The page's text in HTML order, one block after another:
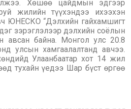
Хөшөө цайдмын эдгээр
жилийн түүхэндээ ихээхэн
ЮНЕСКО “Дэлхийн гайхамшигт
зэрэглэлээр дэлхийн соёлын
авсан байна. Монгол улс 20.8
улсын хамгаалалтанд авчээ.
Улаанбаатар хот 14 жил
тухайн үедээ Шар бүст өргөө